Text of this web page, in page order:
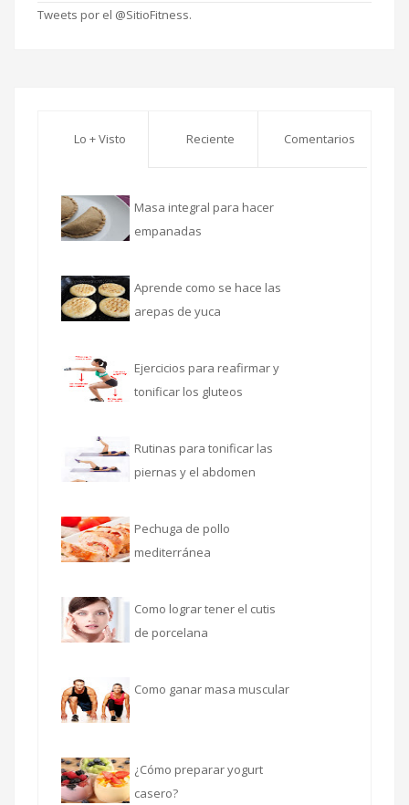
Tweets por el @SitioFitness.
Lo + Visto Reciente Comentarios
Masa integral para hacer
empanadas
Aprende como se hace las
arepas de yuca
Ejercicios para reafirmar y
tonificar los gluteos
Rutinas para tonificar las
piernas y el abdomen
Pechuga de pollo
mediterránea
Como lograr tener el cutis
de porcelana
Como ganar masa muscular
¿Cómo preparar yogurt
casero?